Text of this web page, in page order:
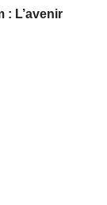
: L’avenir